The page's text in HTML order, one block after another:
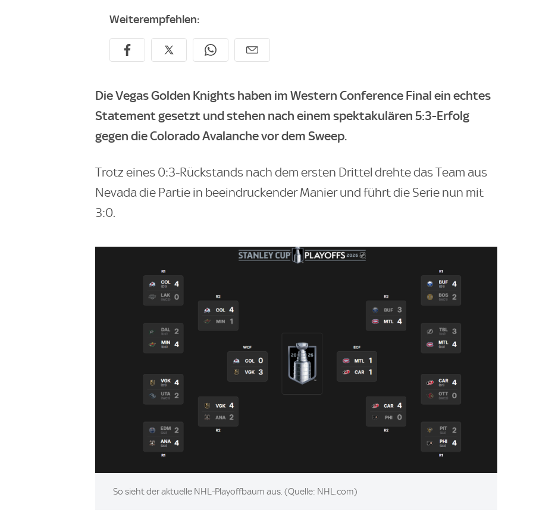
Weiterempfehlen:
Die Vegas Golden Knights haben im Western Conference Final ein echtes
Statement gesetzt und stehen nach einem spektakulären 5:3-Erfolg
gegen die Colorado Avalanche vor dem Sweep.
Trotz eines 0:3-Rückstands nach dem ersten Drittel drehte das Team aus
Nevada die Partie in beeindruckender Manier und führt die Serie nun mit
3:0.
Image:
So sieht der aktuelle NHL-Playoffbaum aus. (Quelle: NHL.com)